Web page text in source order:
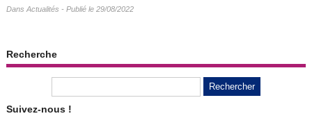
Dans Actualités - Publié le 29/08/2022
Recherche
Suivez-nous !